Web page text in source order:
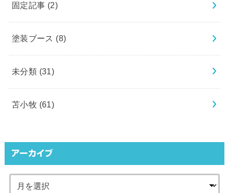
固定記事 (2)
塗装ブース (8)
未分類 (31)
苫小牧 (61)
アーカイブ